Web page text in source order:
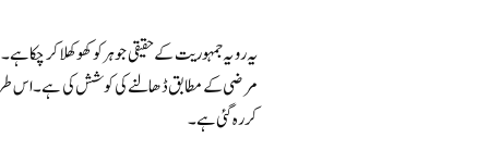
یہ رویہ جمہوریت کے حقیقی جوہر کو کھوکھلا کر
مرضی کے مطابق ڈھالنے کی کوشش کی ہے۔ اس طرزِ
کر رہ گئی ہے۔